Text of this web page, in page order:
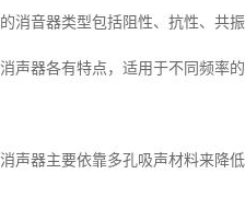
消音器类型包括阻性、抗性、共
声器各有特点，适用于不同频率的
声器主要依靠多孔吸声材料来降